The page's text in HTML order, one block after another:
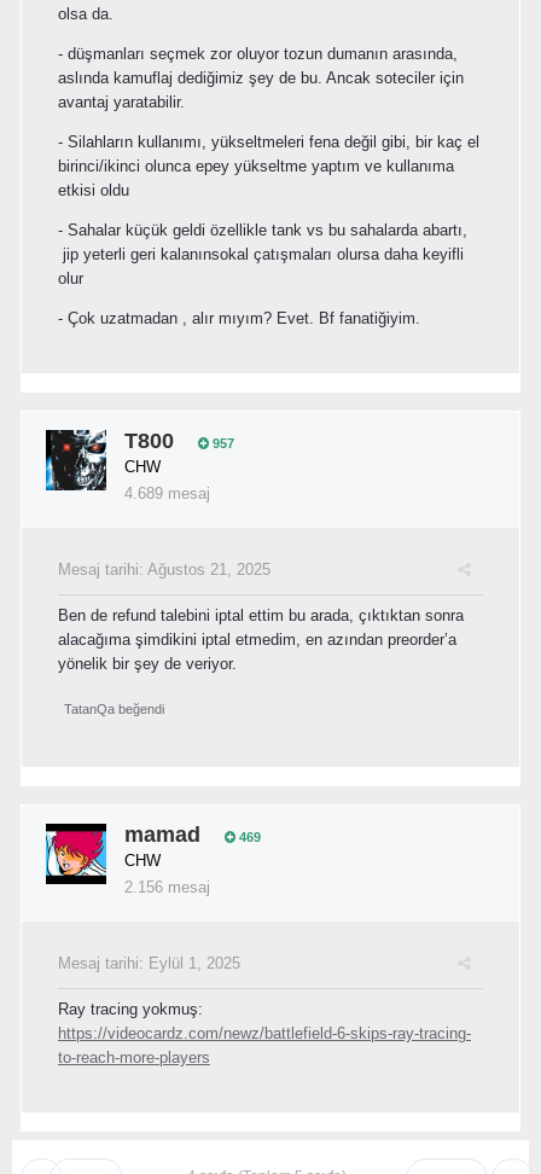
olsa da.
- düşmanları seçmek zor oluyor tozun dumanın arasında,
aslında kamuflaj dediğimiz şey de bu. Ancak soteciler için
avantaj yaratabilir.
- Silahların kullanımı, yükseltmeleri fena değil gibi, bir kaç el
birinci/ikinci olunca epey yükseltme yaptım ve kullanıma
etkisi oldu
- Sahalar küçük geldi özellikle tank vs bu sahalarda abartı,
jip yeterli geri kalanınsokal çatışmaları olursa daha keyifli
olur
- Çok uzatmadan , alır mıyım? Evet. Bf fanatiğiyim.
T800 957
CHW
4.689 mesaj
Mesaj tarihi: Ağustos 21, 2025
Ben de refund talebini iptal ettim bu arada, çıktıktan sonra
alacağıma şimdikini iptal etmedim, en azından preorder’a
yönelik bir şey de veriyor.
TatanQa beğendi
mamad 469
CHW
2.156 mesaj
Mesaj tarihi: Eylül 1, 2025
Ray tracing yokmuş:
https://videocardz.com/newz/battlefield-6-skips-ray-tracing-
to-reach-more-players